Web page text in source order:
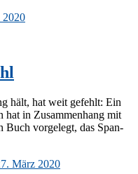
hält, hat weit ge­fehlt: Ein
hat in Zu­sam­men­hang mit
Buch vor­ge­legt, das Span­
März 2020